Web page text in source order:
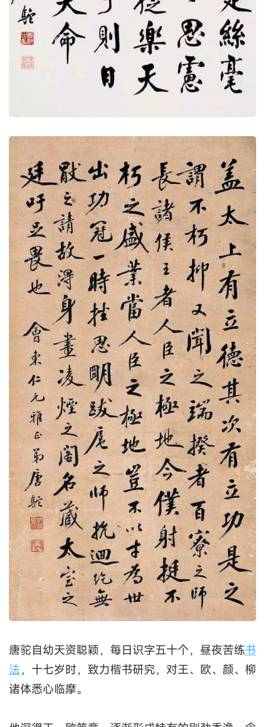
唐驼自幼天资聪颖，每日识字五十个，昼夜苦练书
法，十七岁时，致力楷书研究，对王、欧、颜、柳
诸体悉心临摩。